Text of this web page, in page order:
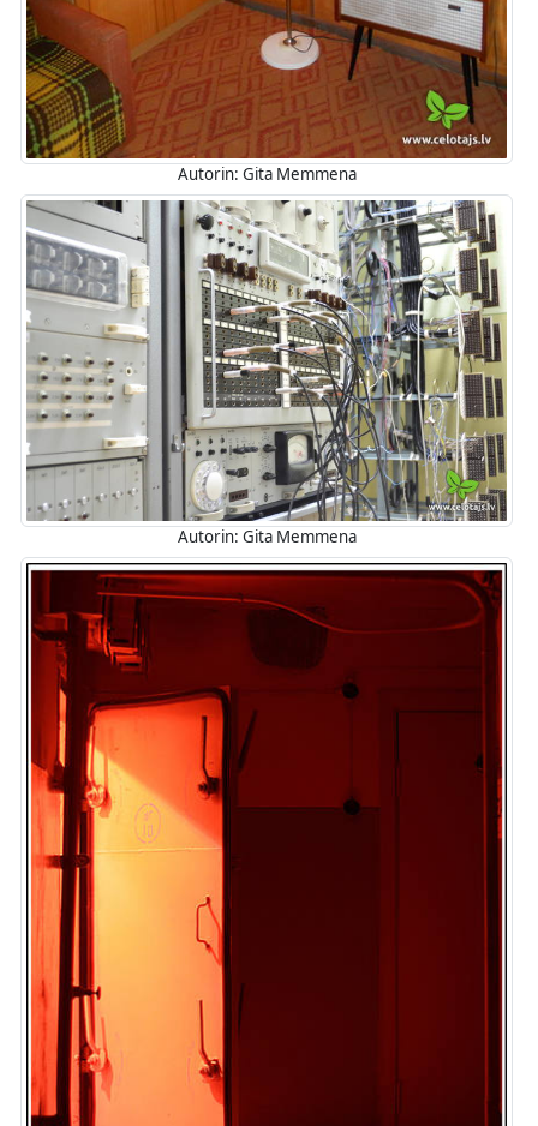
Autorin: Gita Memmena
Autorin: Gita Memmena